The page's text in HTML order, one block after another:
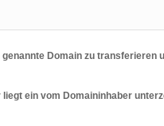
genannte Domain zu transferieren
liegt ein vom Domaininhaber